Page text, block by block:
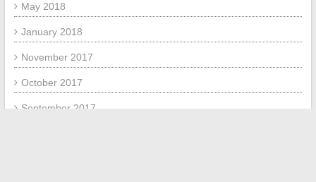
May 2018
January 2018
November 2017
October 2017
September 2017